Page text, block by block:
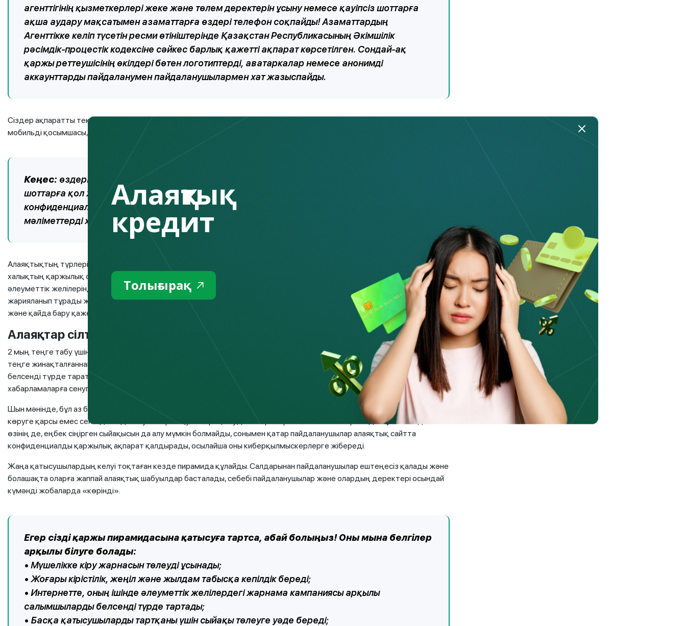
агенттігінің қызметкерлері жеке және төлем деректерін ұсыну немесе қауіпсіз шоттарға
ақша аудару мақсатымен азаматтарға өздері телефон соқпайды! Азаматтардың
Агенттікке келіп түсетін ресми өтініштерінде Қазақстан Республикасының Әкімшілік
рәсімдік-процестік кодексіне сәйкес барлық қажетті ақпарат көрсетілген. Сондай-ақ
қаржы реттеушісінің өкілдері бөтен логотиптерді, аватаркалар немесе анонимді
аккаунттарды пайдаланумен пайдаланушылармен хат жазыспайды.
Сіздер ақпаратты тексеру үшін Агенттікке тікелей, «1459» нөмірі бойынша call-центр арқылы, «Fingramota Online»
мобильді қосымшасы, Fingramota.kz сайтының «Онлайн-консультант» сервисі арқылы жүгіне аласыз.
Кеңес: өздерін кім болып таныстырса да бейтаныс адамдарға сенбеңіз. Алаяқтар банктік
шоттарға қол жеткізу үшін түрлі себептермен сіз және сіздің төлем карточкаңыз туралы
конфиденциалды ақпаратты қолға түсіруге тырысады. Егер сіз оларға сеніп, құпия
мәліметтерді хабарласаңыз дереу өз өңіріңіздегі полиция департаментіне хабарласыңыз!
Алаяқтықтың түрлері жөнінде хабардарлық деңгейіңізді үнемі арттырып отырыңыз. Апта сайын
www.fingramota.kz
халықтың қаржылық сауаттылығы жөніндегі медиапорталда «Абайлаңыз, алаяқтар» бөлімінде, сондай-ақ Агенттіктің
әлеуметтік желілерінде алаяқтыққа және қаржы пирамидаларына қарсы іс-қимыл тақырыбы бойынша материалдар
жарияланып тұрады және пайдаланушылар қаржылық алаяқтыққа тап болған жағдайда алдауды қалай тануға, не істеу
және қайда бару қажеттілігі жөнінде толық ұсынымдар беріледі.
Алаяқтар сілтемелер арқылы табыс табуды ұсынады!
2 мың теңге табу үшін сілтемені басыңыз, әрбір жаңа қатысушы үшін 100 теңге мөлшерінде сыйақы алыңыз. 6 мың
теңге жинақталғаннан кейін сіз өз ақшаңызды оңай ала аласыз. Алаяқтар мұндай жарнаманы әлеуметтік желілерде
белсенді түрде таратып, тез және еш қиындықсыз «табыс табуға» шақырады. Біздің оқырманнан жақында: «Мұндай
хабарламаларға сенуге бола ма?»,- деген сұрақ келді.
Шын мәнінде, бұл аз болатын 2 мың теңге сомадан айырылу қаупі болса да, ғажайыпқа сенетін және сәттілігін сынап
көруге қарсы емес сенімді пайдаланушылар - оқушыларға, студенттерге арналған онлайн-пирамида. Бұл схемадан
өзінің де, еңбек сіңірген сыйақысын да алу мүмкін болмайды, сонымен қатар пайдаланушылар алаяқтық сайтта
конфиденциалды қаржылық ақпарат қалдырады, осылайша оны киберқылмыскерлерге жібереді.
Жаңа қатысушылардың келуі тоқтаған кезде пирамида құлайды. Салдарынан пайдаланушылар ештеңесіз қалады және
болашақта оларға жаппай алаяқтық шабуылдар басталады, себебі пайдаланушылар және олардың деректері осындай
күмәнді жобаларда «көрінді».
Егер сізді қаржы пирамидасына қатысуға тартса, абай болыңыз! Оны мына белгілер
арқылы білуге болады:
• Мүшелікке кіру жарнасын төлеуді ұсынады;
• Жоғары кірістілік, жеңіл және жылдам табысқа кепілдік береді;
• Интернетте, оның ішінде әлеуметтік желілердегі жарнама кампаниясы арқылы
салымшыларды белсенді түрде тартады;
• Басқа қатысушыларды тартқаны үшін сыйақы төлеуге уәде береді;
Алаяқтық
кредит
Толығырақ